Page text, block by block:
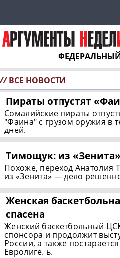
ФЕДЕРАЛЬНЫЙ
// ВСЕ НОВОСТИ
Пираты отпустят
Сомалийские пираты
"Фаина" с грузом оружия в
дней.
Тимощук: из
Похоже, переход Анатолия
из «Зенита» — дело
Женская
спасена
Женский баскетбольный
спонсора и продолжит
России, а также
Евролиге. ь.